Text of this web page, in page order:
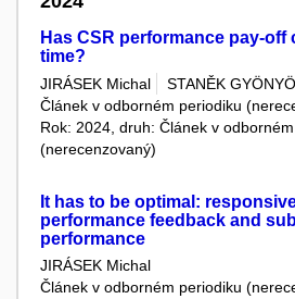
Has CSR performance pay-off
time?
JIRÁSEK Michal
STANĚK
Článek v odborném periodiku
Rok: 2024, druh: Článek v
(nerecenzovaný)
It has to be optimal:
performance feedback and
performance
JIRÁSEK Michal
Článek v odborném periodiku